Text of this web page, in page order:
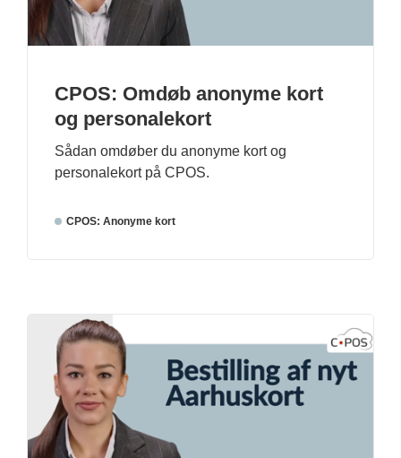
CPOS: Omdøb anonyme kort
og personalekort
Sådan omdøber du anonyme kort og
personalekort på CPOS.
CPOS: Anonyme kort